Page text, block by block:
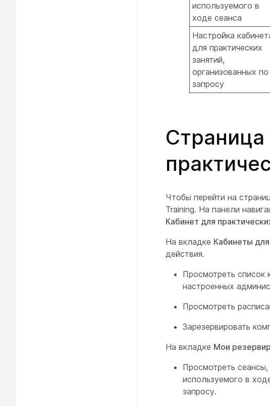
используемого в
ходе сеанса
Настройка
для практических
занятий,
организованных по
запросу
Чтобы перейти на
Training. На панели
Кабинет для
На вкладке Кабинеты
действия.
Просмотреть список
настроенных
Просмотреть
Зарезервировать
На вкладке Мои
Просмотреть сеансы,
используемого в
запросу.